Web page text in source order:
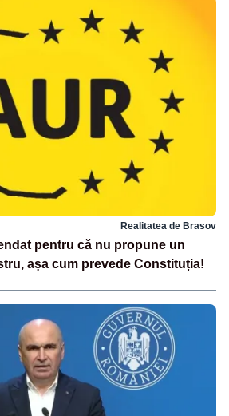
Realitatea de Brasov
pentru că nu propune un
așa cum prevede Constituția!